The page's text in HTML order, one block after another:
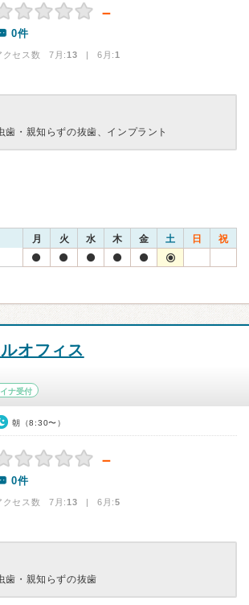
－
0件
クセス数 7月:13 | 6月:1
歯・親知らずの抜歯、インプラント
月 火 水 木 金 土 日 祝
オフィス
ナ受付
朝（8:30〜）
－
0件
クセス数 7月:13 | 6月:5
歯・親知らずの抜歯